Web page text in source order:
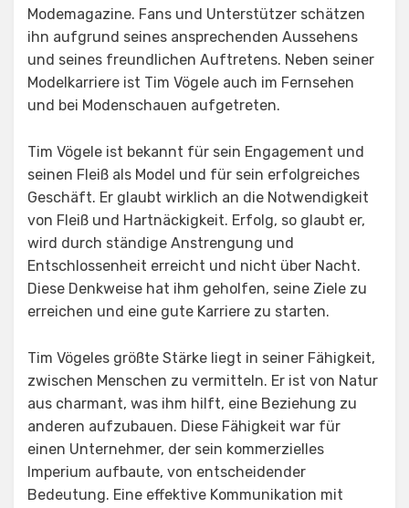
Modemagazine. Fans und Unterstützer schätzen
ihn aufgrund seines ansprechenden Aussehens
und seines freundlichen Auftretens. Neben seiner
Modelkarriere ist Tim Vögele auch im Fernsehen
und bei Modenschauen aufgetreten.
Tim Vögele ist bekannt für sein Engagement und
seinen Fleiß als Model und für sein erfolgreiches
Geschäft. Er glaubt wirklich an die Notwendigkeit
von Fleiß und Hartnäckigkeit. Erfolg, so glaubt er,
wird durch ständige Anstrengung und
Entschlossenheit erreicht und nicht über Nacht.
Diese Denkweise hat ihm geholfen, seine Ziele zu
erreichen und eine gute Karriere zu starten.
Tim Vögeles größte Stärke liegt in seiner Fähigkeit,
zwischen Menschen zu vermitteln. Er ist von Natur
aus charmant, was ihm hilft, eine Beziehung zu
anderen aufzubauen. Diese Fähigkeit war für
einen Unternehmer, der sein kommerzielles
Imperium aufbaute, von entscheidender
Bedeutung. Eine effektive Kommunikation mit